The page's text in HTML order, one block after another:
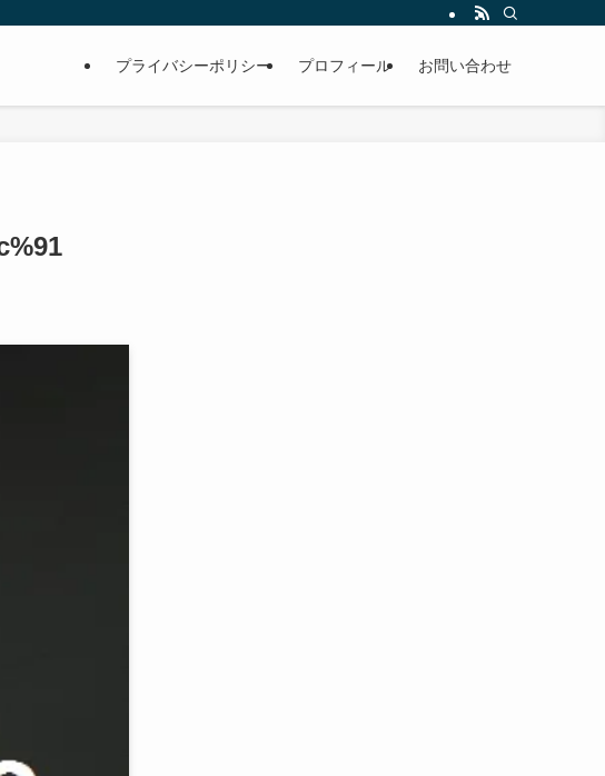
ます。３０代男性。雪国のお寺で修行中。
プライバシーポリシー プロフィール お問い合わせ